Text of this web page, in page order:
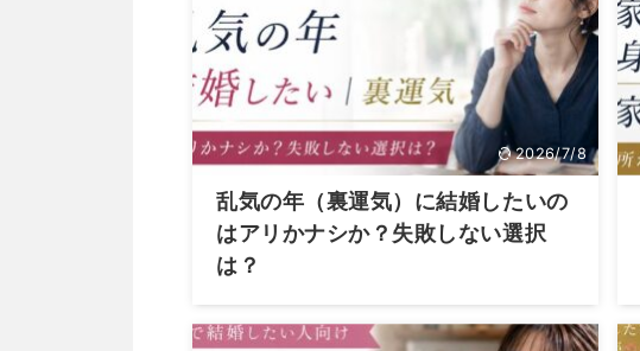
2026/7/8
乱気の年（裏運気）に結婚したいの
はアリかナシか？失敗しない選択
は？